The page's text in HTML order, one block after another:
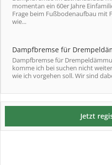
momentan ein 60er Jahre
Frage beim Fußbodenaufbau mit
wie...
Dampfbremse für
Dampfbremse für
komme ich bei suchen nicht
wie ich vorgehen soll. Wir sind
Jetzt